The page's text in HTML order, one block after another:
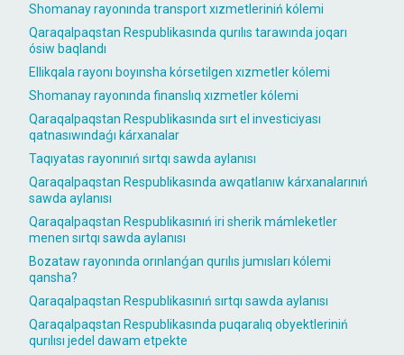
Shomanay rayonında transport xızmetleriniń kólemi
Qaraqalpaqstan Respublikasında qurılıs tarawında joqarı
ósiw baqlandı
Ellikqala rayonı boyınsha kórsetilgen xızmetler kólemi
Shomanay rayonında finanslıq xızmetler kólemi
Qaraqalpaqstan Respublikasında sırt el investiciyası
qatnasıwındaǵı kárxanalar
Taqıyatas rayonınıń sırtqı sawda aylanısı
Qaraqalpaqstan Respublikasında awqatlanıw kárxanalarınıń
sawda aylanısı
Qaraqalpaqstan Respublikasınıń iri sherik mámleketler
menen sırtqı sawda aylanısı
Bozataw rayonında orınlanǵan qurılıs jumısları kólemi
qansha?
Qaraqalpaqstan Respublikasınıń sırtqı sawda aylanısı
Qaraqalpaqstan Respublikasında puqaralıq obyektleriniń
qurılısı jedel dawam etpekte